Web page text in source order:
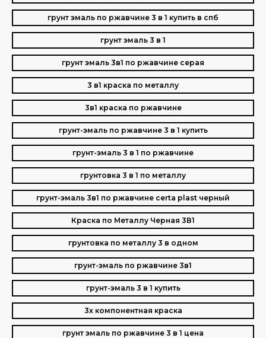
грунт эмаль по ржавчине 3 в 1 купить в спб
грунт эмаль 3 в 1
грунт эмаль 3в1 по ржавчине серая
3 в1 краска по металлу
3в1 краска по ржавчине
грунт-эмаль по ржавчине 3 в 1 купить
грунт-эмаль 3 в 1 по ржавчине
грунтовка 3 в 1 по металлу
грунт-эмаль 3в1 по ржавчине certa plast черный
Краска по Металлу Черная 3В1
грунтовка по металлу 3 в одном
грунт-эмаль по ржавчине 3в1
грунт-эмаль 3 в 1 купить
3х компонентная краска
грунт эмаль по ржавчине 3 в 1 цена